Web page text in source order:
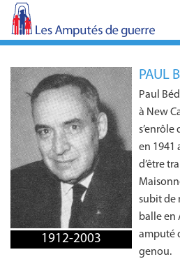
1912-2003
PAUL
Paul
à New
s’enrôle
en 1941
d’être
subit de
balle en
amputé
genou.